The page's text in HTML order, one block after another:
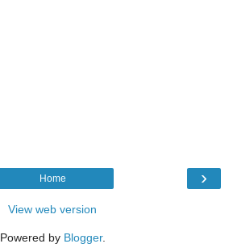
›
Home
View web version
Powered by Blogger.